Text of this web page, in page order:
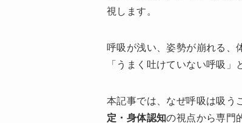
視します。
呼吸が浅い、姿勢が崩れる、
「うまく吐けていない呼吸」
本記事では、なぜ呼吸は吸う
定・身体認知の視点から専門